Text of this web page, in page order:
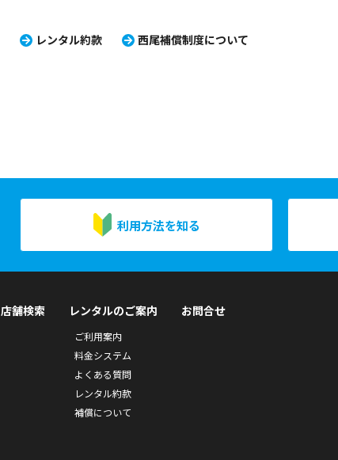
レンタル約款 西尾補償制度について
利用方法を知る
店舗検索 レンタルのご案内
ご利用案内
料金システム
よくある質問
レンタル約款
補償について
お問合せ